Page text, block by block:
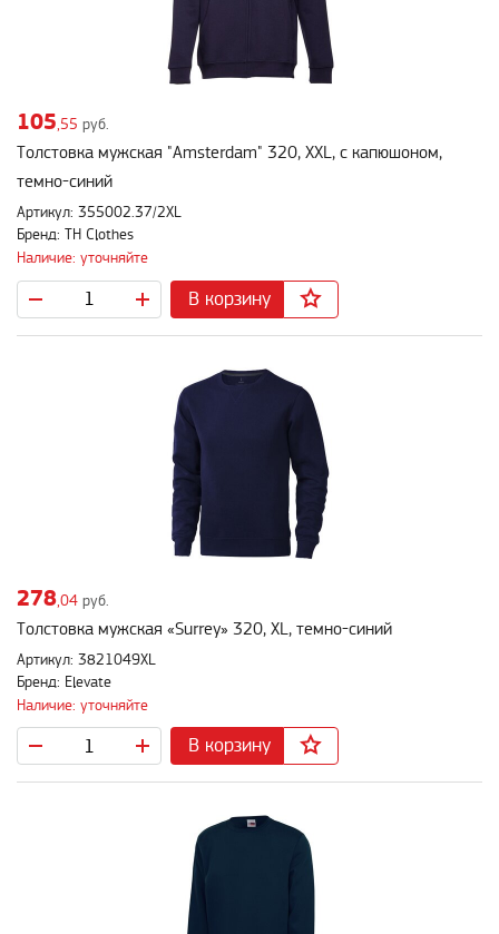
105,55 руб.
Толстовка мужская "Amsterdam" 320, XXL, с капюшоном,
темно-синий
Артикул: 355002.37/2XL
Бренд: TH Clothes
Наличие: уточняйте
В корзину
278 ,04 руб.
Толстовка мужская «Surrey» 320, XL, темно-синий
Артикул: 3821049XL
Бренд: Elevate
Наличие: уточняйте
В корзину